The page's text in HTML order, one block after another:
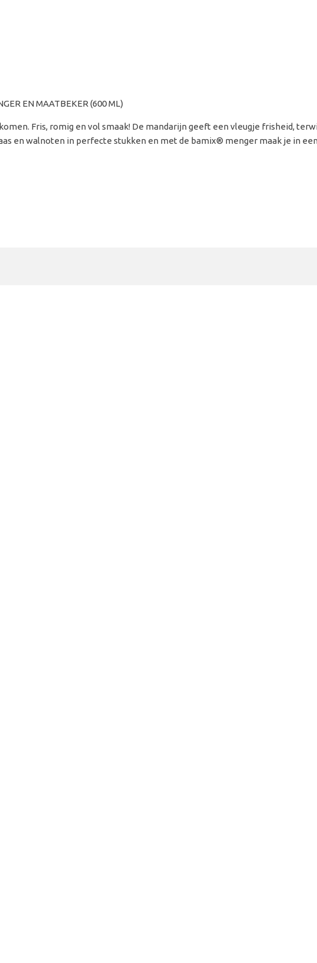
EN MAATBEKER (600 ML)
Fris, romig en vol smaak! De mandarijn geeft een vleugje frisheid,
en walnoten in perfecte stukken en met de bamix® menger maak je in